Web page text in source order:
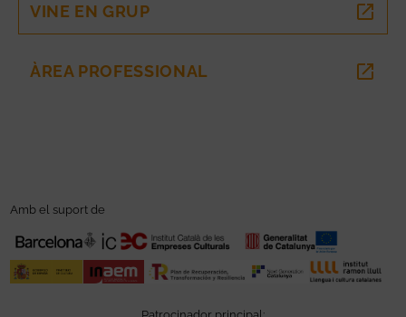
VINE EN GRUP
ÀREA PROFESSIONAL ABRE EN NUEVA VENTANA
Amb el suport de